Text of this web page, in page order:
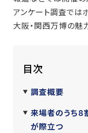
アンケート調査では
大阪・関西万博の魅
目次
調査概要
来場者のうち
が際立つ